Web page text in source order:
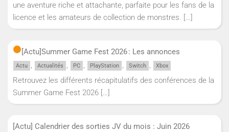
une aventure riche et attachante, parfaite pour les fans de la
licence et les amateurs de collection de monstres. […]
[Actu]Summer Game Fest 2026 : Les annonces
Actu , Actualités , PC , PlayStation , Switch , Xbox
Retrouvez les différents récapitulatifs des conférences de la
Summer Game Fest 2026 […]
[Actu] Calendrier des sorties JV du mois : Juin 2026